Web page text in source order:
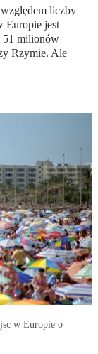
liczby
Europie jest
51 milionów
Rzymie. Ale
w Europie o